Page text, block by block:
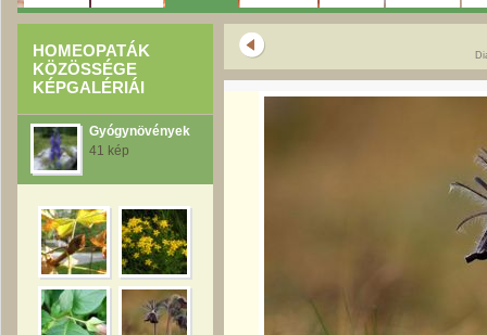
HOMEOPATÁK
KÖZÖSSÉGE
KÉPGALÉRIÁI
Gyógynövények
41 kép